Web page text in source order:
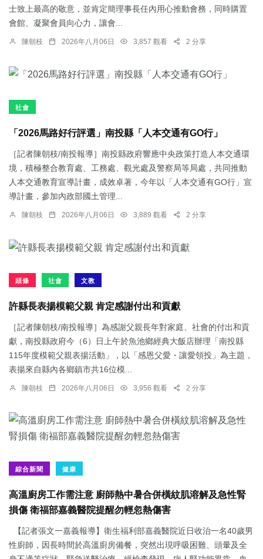
士致上最高的敬意，並肯定簡理事長任內用心推動會務，同時購置
會館、凝聚會員向心力，讓會...
陳朝枝 2026年八月06日 3,857 觀看 2 分享
社會
「2026馬路好行評選」南投縣「人本交通有GO行」
［記者陳朝枝/南投報導］南投縣政府響應中央政策打造人本交通環
境，積極整合教育處、工務處、觀光處及警察局等局處，共同推動
人本交通教育宣導計畫，成效卓著，今年以「人本交通有GO行」宣
導計畫，參加內政部國土管理...
陳朝枝 2026年八月06日 3,889 觀看 2 分享
頭條 社會 文教
許縣長表揚模範父親 肯定感謝付出和貢獻
［記者陳朝枝/南投報導］為感謝父親長年對家庭、社會的付出和貢
獻，南投縣政府今（6）日上午於魚池鄉經典大飯店辦理「南投縣
115年度模範父親表揚活動」，以「感恩父愛・讓愛領投」為主題，
表揚來自縣內各鄉鎮市共16位模...
陳朝枝 2026年八月06日 3,956 觀看 2 分享
綜合新聞 健康
高溫廚房工作需注意 廚師熱中暑合併橫紋肌溶解及急性腎
損傷 衛福部嘉義醫院提醒勿輕忽熱傷害
【記者張文一嘉義報導】衛生福利部嘉義醫院近日收治一名40歲男
性廚師，因長時間於高溫廚房備餐，突然出現呼吸困難、頭暈及全